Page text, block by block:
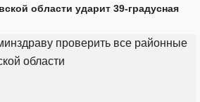
области ударит 39-градусная